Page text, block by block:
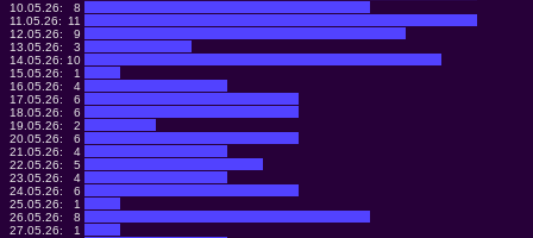
10.05.26:
8
11.05.26: 11
12.05.26:
9
13.05.26:
3
14.05.26: 10
15.05.26:
1
16.05.26:
4
17.05.26:
6
18.05.26:
6
19.05.26:
2
20.05.26:
6
21.05.26:
4
22.05.26:
5
23.05.26:
4
24.05.26:
6
25.05.26:
1
26.05.26:
8
27.05.26:
1